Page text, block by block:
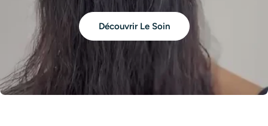
Découvrir Le Soin